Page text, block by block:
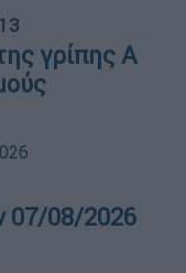
γρίπης Α
07/08/2026